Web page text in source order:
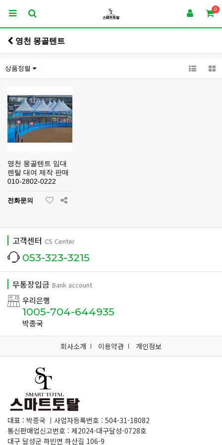
0
영천 몽골텐트
상품정렬
영천 몽골텐트 임대
렌탈 대여 제작 판매
010-2802-0222
전화문의
고객센터 CS Center
053-323-3215
무통장입금 Bank account
우리은행
1005-704-644935
박종국
회사소개 이용약관 개인정보
대표 : 박종국 ㅣ사업자등록번호 : 504-31-18082
통신판매업신고번호 : 제2024-대구달성-0728호
대구 달성군 하빈면 하산길 106-9